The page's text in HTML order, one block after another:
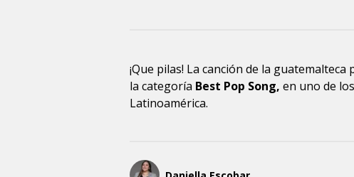
¡Que pilas! La canción de la
la categoría Best Pop Song, en uno de
Latinoamérica.